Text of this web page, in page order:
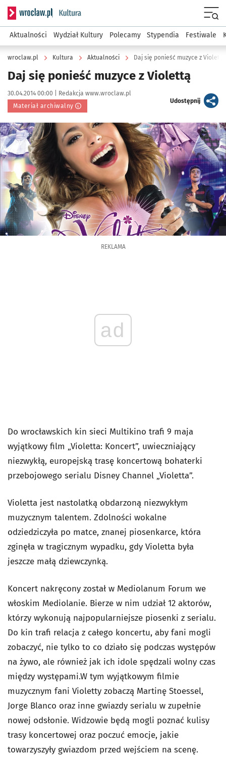
Serwis informacyjny wroclaw.pl podserwis: Kultura
Aktualności Wydział Kultury Polecamy Stypendia Festiwale
wroclaw.pl Kultura Aktualności Daj się ponieść muzyce z Violettą
Daj się ponieść muzyce z Violettą
Data publikacji:
30.04.2014 00:00 | Autor:
Redakcja www.wroclaw.pl
Materiał archiwalny
Udostępnijartykuł
Kliknij, aby powiększyć
REKLAMA
ad
Do wrocławskich kin sieci Multikino trafi 9 maja
wyjątkowy film „Violetta: Koncert”, uwieczniający
niezwykłą, europejską trasę koncertową bohaterki
przebojowego serialu Disney Channel „Violetta”.
Violetta jest nastolatką obdarzoną niezwykłym
muzycznym talentem. Zdolności wokalne
odziedziczyła po matce, znanej piosenkarce, która
zginęła w tragicznym wypadku, gdy Violetta była
jeszcze małą dziewczynką.
Koncert nakręcony został w Mediolanum Forum we
włoskim Mediolanie. Bierze w nim udział 12 aktorów,
którzy wykonują najpopularniejsze piosenki z serialu.
Do kin trafi relacja z całego koncertu, aby fani mogli
zobaczyć, nie tylko to co działo się podczas występów
na żywo, ale również jak ich idole spędzali wolny czas
między występami.W tym wyjątkowym filmie
muzycznym fani Violetty zobaczą Martinę Stoessel,
Jorge Blanco oraz inne gwiazdy serialu w zupełnie
nowej odsłonie. Widzowie będą mogli poznać kulisy
trasy koncertowej oraz poczuć emocje, jakie
towarzyszyły gwiazdom przed wejściem na scenę.